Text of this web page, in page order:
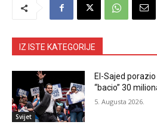
IZ ISTE KATEGORIJE
Svijet
El-Sajed
“bacio” 30
5. Augusta 2026.